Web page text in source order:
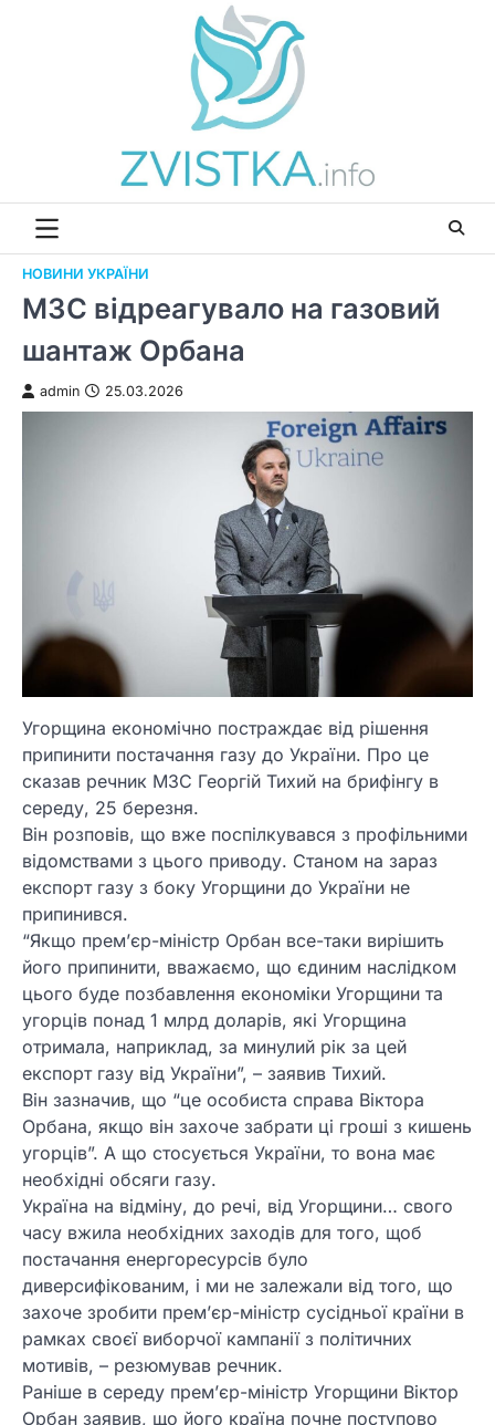
НОВИНИ УКРАЇНИ
МЗС відреагувало на газовий
шантаж Орбана
admin 25.03.2026
Угорщина економічно постраждає від рішення
припинити постачання газу до України. Про це
сказав речник МЗС Георгій Тихий на брифінгу в
середу, 25 березня.
Він розповів, що вже поспілкувався з профільними
відомствами з цього приводу. Станом на зараз
експорт газу з боку Угорщини до України не
припинився.
“Якщо прем’єр-міністр Орбан все-таки вирішить
його припинити, вважаємо, що єдиним наслідком
цього буде позбавлення економіки Угорщини та
угорців понад 1 млрд доларів, які Угорщина
отримала, наприклад, за минулий рік за цей
експорт газу від України”, – заявив Тихий.
Він зазначив, що “це особиста справа Віктора
Орбана, якщо він захоче забрати ці гроші з кишень
угорців”. А що стосується України, то вона має
необхідні обсяги газу.
Україна на відміну, до речі, від Угорщини… свого
часу вжила необхідних заходів для того, щоб
постачання енергоресурсів було
диверсифікованим, і ми не залежали від того, що
захоче зробити прем’єр-міністр сусідньої країни в
рамках своєї виборчої кампанії з політичних
мотивів, – резюмував речник.
Раніше в середу премʼєр-міністр Угорщини Віктор
Орбан заявив, що його країна почне поступово